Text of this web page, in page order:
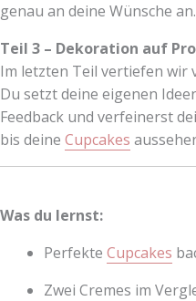
genau an deine Wünsche an.
Teil 3 – Dekoration auf
Im letzten Teil vertiefen wir
Du setzt deine eigenen
Feedback und verfeinerst
bis deine Cupcakes
Was du lernst:
Perfekte Cupcakes
Zwei Cremes im